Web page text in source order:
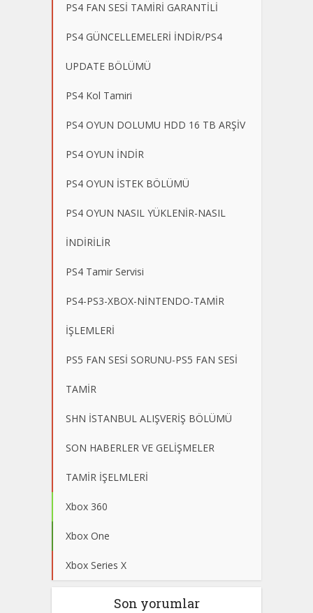
PS4 FAN SESİ TAMİRİ GARANTİLİ
PS4 GÜNCELLEMELERİ İNDİR/PS4
UPDATE BÖLÜMÜ
PS4 Kol Tamiri
PS4 OYUN DOLUMU HDD 16 TB ARŞİV
PS4 OYUN İNDİR
PS4 OYUN İSTEK BÖLÜMÜ
PS4 OYUN NASIL YÜKLENİR-NASIL
İNDİRİLİR
PS4 Tamir Servisi
PS4-PS3-XBOX-NİNTENDO-TAMİR
İŞLEMLERİ
PS5 FAN SESİ SORUNU-PS5 FAN SESİ
TAMİR
SHN İSTANBUL ALIŞVERİŞ BÖLÜMÜ
SON HABERLER VE GELİŞMELER
TAMİR İŞELMLERİ
Xbox 360
Xbox One
Xbox Series X
Son yorumlar